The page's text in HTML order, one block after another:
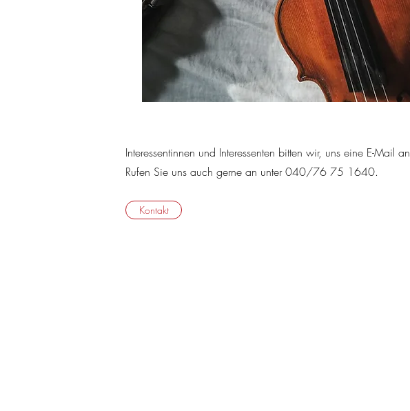
Interessentinnen und Interessenten bitten wir, uns eine E-Mail an
Rufen Sie uns auch gerne an unter 040/76 75 1640.
Kontakt